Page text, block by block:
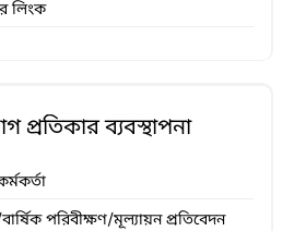
লিংক
প্রতিকার ব্যবস্থাপনা
পরিবীক্ষণ/মূল্যায়ন প্রতিবেদন